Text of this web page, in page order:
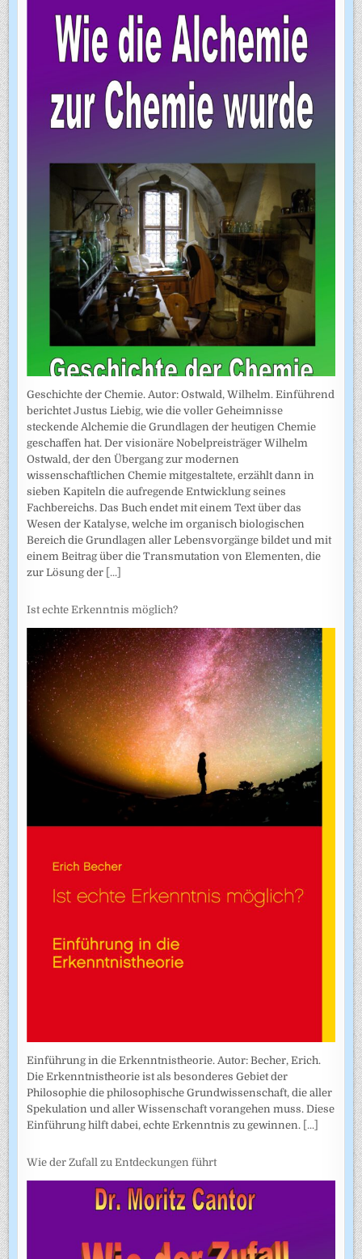
Geschichte der Chemie. Autor: Ostwald, Wilhelm. Einführend
berichtet Justus Liebig, wie die voller Geheimnisse
steckende Alchemie die Grundlagen der heutigen Chemie
geschaffen hat. Der visionäre Nobelpreisträger Wilhelm
Ostwald, der den Übergang zur modernen
wissenschaftlichen Chemie mitgestaltete, erzählt dann in
sieben Kapiteln die aufregende Entwicklung seines
Fachbereichs. Das Buch endet mit einem Text über das
Wesen der Katalyse, welche im organisch biologischen
Bereich die Grundlagen aller Lebensvorgänge bildet und mit
einem Beitrag über die Transmutation von Elementen, die
zur Lösung der [...]
Ist echte Erkenntnis möglich?
Einführung in die Erkenntnistheorie. Autor: Becher, Erich.
Die Erkenntnistheorie ist als besonderes Gebiet der
Philosophie die philosophische Grundwissenschaft, die aller
Spekulation und aller Wissenschaft vorangehen muss. Diese
Einführung hilft dabei, echte Erkenntnis zu gewinnen. [...]
Wie der Zufall zu Entdeckungen führt